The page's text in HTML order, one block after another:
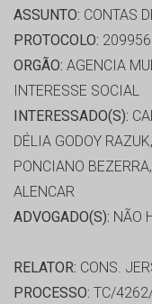
ASSUNTO: CONTAS
PROTOCOLO:
ORGÃO: AGENCIA
INTERESSE SOCIAL
INTERESSADO(S):
DÉLIA GODOY
PONCIANO
ALENCAR
ADVOGADO(S): NÃO
RELATOR: CONS.
PROCESSO: TC/